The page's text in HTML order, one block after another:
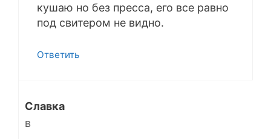
кушаю но без пресса, его все равно
под свитером не видно.
Ответить
Славка
в